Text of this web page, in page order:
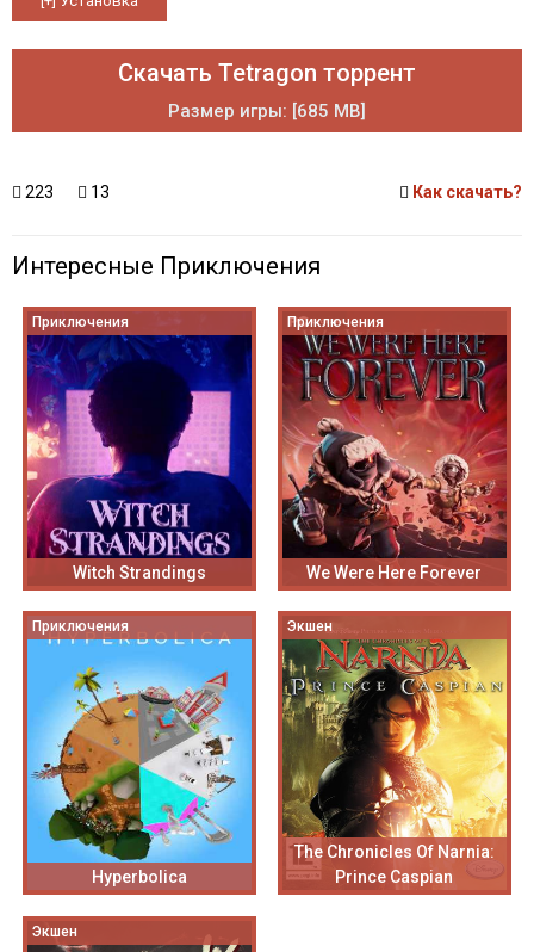
Скачать Tetragon торрент
Размер игры: [685 MB]
223 13 Как скачать?
Интересные Приключения
Приключения
Witch Strandings
Приключения
We Were Here Forever
Приключения
Hyperbolica
Экшен
The Chronicles Of Narnia:
Prince Caspian
Экшен